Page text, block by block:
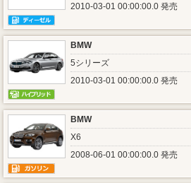
2010-03-01 00:00:00.0 発売
BMW
5シリーズ
2010-03-01 00:00:00.0 発売
BMW
X6
2008-06-01 00:00:00.0 発売